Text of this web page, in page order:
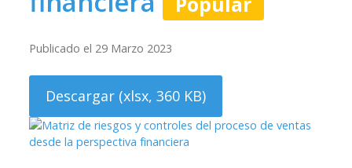
Publicado el 29 Marzo 2023
Descargar (xlsx, 360 KB)